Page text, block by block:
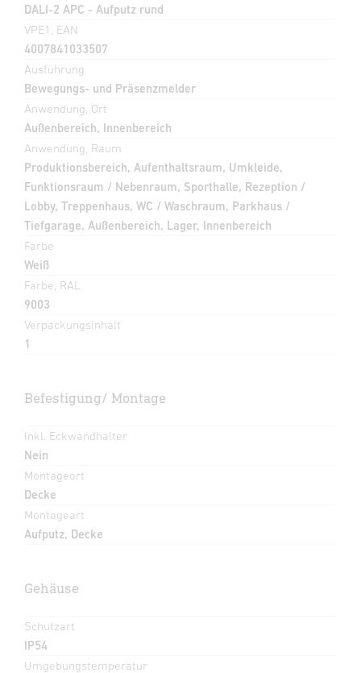
DALI-2 APC - Aufputz rund
VPE1, EAN
4007841033507
Ausführung
Bewegungs- und Präsenzmelder
Anwendung, Ort
Außenbereich, Innenbereich
Anwendung, Raum
Produktionsbereich, Aufenthaltsraum, Umkleide,
Funktionsraum / Nebenraum, Sporthalle, Rezeption /
Lobby, Treppenhaus, WC / Waschraum, Parkhaus /
Tiefgarage, Außenbereich, Lager, Innenbereich
Farbe
Weiß
Farbe, RAL
9003
Verpackungsinhalt
1
Befestigung/ Montage
Inkl. Eckwandhalter
Nein
Montageort
Decke
Montageart
Aufputz, Decke
Gehäuse
Schutzart
IP54
Umgebungstemperatur